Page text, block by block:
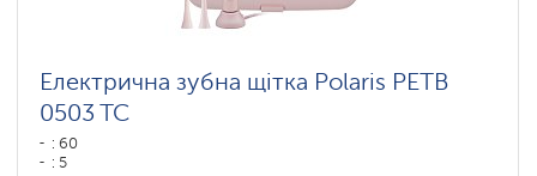
Електрична зубна щітка Polaris PETB
0503 TC
: 60
: 5